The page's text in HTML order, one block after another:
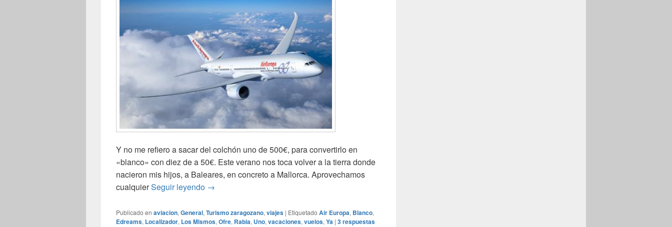
Y no me refiero a sacar del colchón uno de 500€, para convertirlo en
«blanco» con diez de a 50€. Este verano nos toca volver a la tierra donde
nacieron mis hijos, a Baleares, en concreto a Mallorca. Aprovechamos
cualquierSeguir leyendo Cambio de billetes
→
Publicado en aviacion, General, Turismo zaragozano, viajes | Etiquetado Air Europa, Blanco,
Edreams, Localizador, Los Mismos, Ofre, Rabia, Uno, vacaciones, vuelos, Ya | 3respuestas